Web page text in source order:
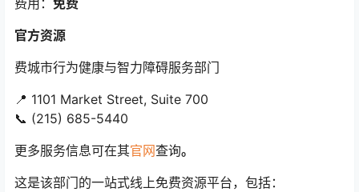
费用： 免费
官方资源
费城市行为健康与智力障碍服务部门
📍 1101 Market Street, Suite 700
📞 (215) 685-5440
更多服务信息可在其官网查询。
这是该部门的一站式线上免费资源平台，包括：